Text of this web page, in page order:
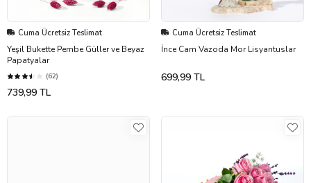
Cuma Ücretsiz Teslimat
Yeşil Bukette Pembe Güller ve Beyaz
Papatyalar
(62)
739,99 TL
Cuma Ücretsiz Teslimat
İnce Cam Vazoda Mor Lisyantuslar
699,99 TL